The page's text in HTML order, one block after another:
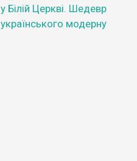
у Білій Церкві. Шедевр
українського модерну